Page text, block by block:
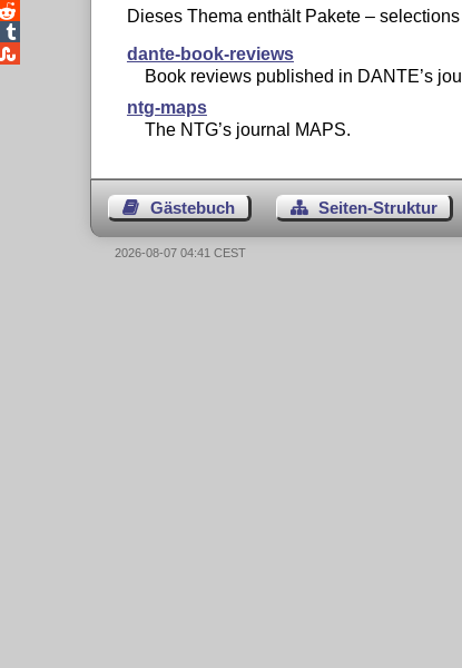
Dieses Thema enthält Pakete –
dante-book-reviews
Book reviews published in DANTE’s
ntg-maps
The NTG’s journal MAPS.
Gästebuch Seiten-Struktur

2026-08-07 04:41 CEST